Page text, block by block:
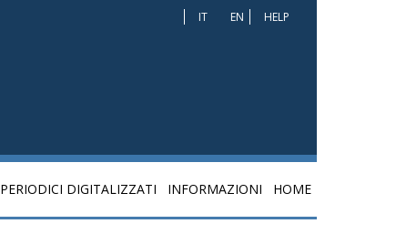
IT EN HELP
PERIODICI DIGITALIZZATI INFORMAZIONI HOME